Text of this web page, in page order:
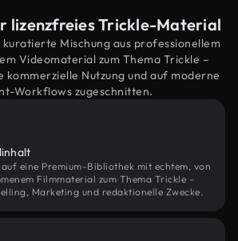
lizenzfreies Trickle-Material
kuratierte Mischung aus professionellem
Videomaterial zum Thema Trickle –
Nutzung und auf moderne
Workflows zugeschnitten.
eine Premium-Bibliothek mit echtem, von
Filmmaterial zum Thema Trickle –
Marketing und redaktionelle Zwecke.